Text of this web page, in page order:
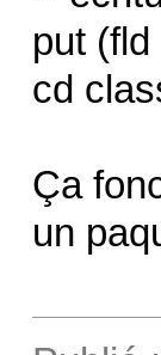
put
cd
Ça
un